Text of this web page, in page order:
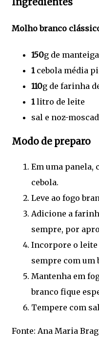
Ingredientes
Molho branco
150g de manteiga
1cebola média
110g de farinha
1litro de leite
sal e noz-
Modo de preparo
Em uma panela,
cebola.
Leve ao fogo
Adicione a
sempre, por
Incorpore o leite
sempre com um
Mantenha em
branco fique
Tempere com
Fonte: Ana Maria